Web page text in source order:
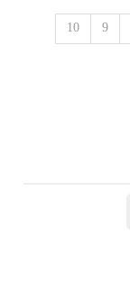
9
10